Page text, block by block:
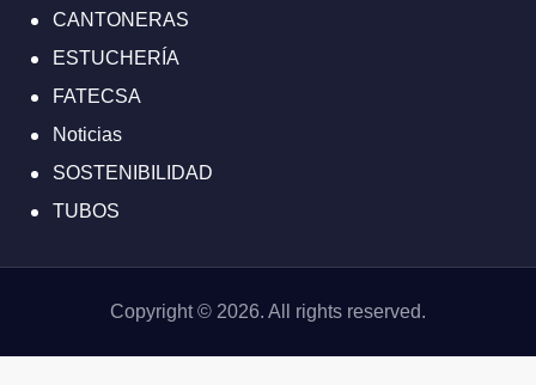
CANTONERAS
ESTUCHERÍA
FATECSA
Noticias
SOSTENIBILIDAD
TUBOS
Copyright © 2026. All rights reserved.